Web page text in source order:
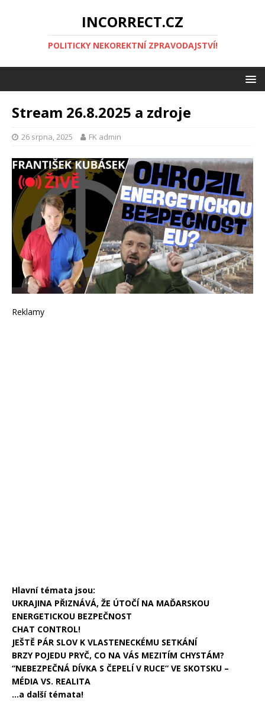
INCORRECT.CZ
POLITICKY NEKOREKTNÍ ZPRAVODAJSTVÍ!
Stream 26.8.2025 a zdroje
26 srpna, 2025 FK admin
Reklamy
Hlavní témata jsou:
UKRAJINA PŘIZNÁVÁ, ŽE ÚTOČÍ NA MAĎARSKOU
ENERGETICKOU BEZPEČNOST
CHAT CONTROL!
JEŠTĚ PÁR SLOV K VLASTENECKÉMU SETKÁNÍ
BRZY POJEDU PRYČ, CO NA VÁS MEZITÍM CHYSTÁM?
“NEBEZPEČNÁ DÍVKA S ČEPELÍ V RUCE” VE SKOTSKU –
MÉDIA VS. REALITA
…a další témata!